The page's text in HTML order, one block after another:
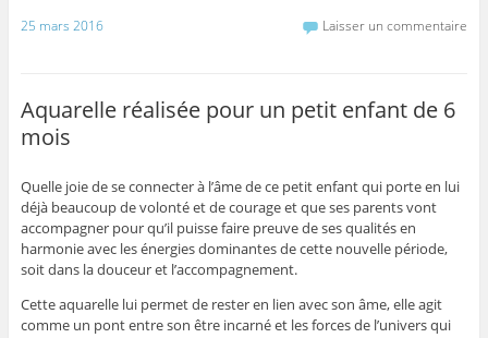
25 mars 2016 Laisser un commentaire
Aquarelle réalisée pour un petit enfant de 6
mois
Quelle joie de se connecter à l’âme de ce petit enfant qui porte en lui
déjà beaucoup de volonté et de courage et que ses parents vont
accompagner pour qu’il puisse faire preuve de ses qualités en
harmonie avec les énergies dominantes de cette nouvelle période,
soit dans la douceur et l’accompagnement.
Cette aquarelle lui permet de rester en lien avec son âme, elle agit
comme un pont entre son être incarné et les forces de l’univers qui